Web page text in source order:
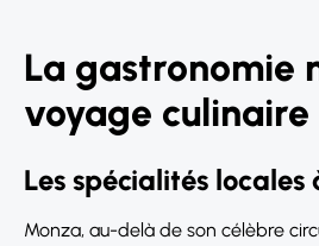
La gastronomie
voyage culinaire
Les spécialités
Monza, au-delà de son célèbre